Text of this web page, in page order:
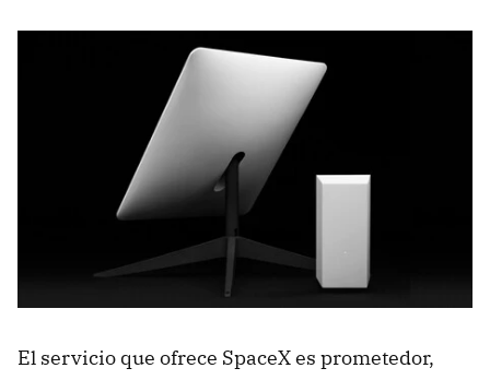
El servicio que ofrece SpaceX es prometedor,